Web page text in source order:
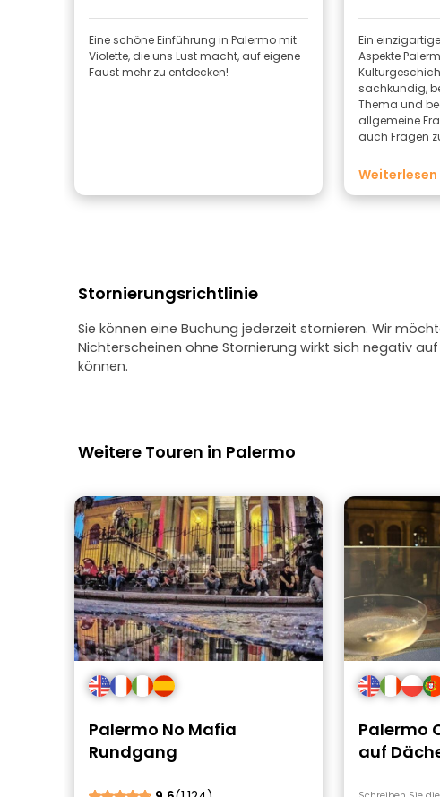
Eine schöne Einführung in Palermo mit
Violette, die uns Lust macht, auf eigene
Faust mehr zu entdecken!
Ein
Aspekte
sachkundig,
Thema und
allgemeine
auch Fragen
empfehlenswert
Weiterlesen
Stornierungsrichtlinie
Sie können eine Buchung jederzeit stornieren. Wir
Nichterscheinen ohne Stornierung wirkt sich negativ
können.
Weitere Touren in Palermo
Palermo No Mafia
Rundgang
Palermo
auf